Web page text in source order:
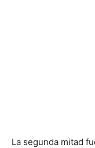
La segunda mitad